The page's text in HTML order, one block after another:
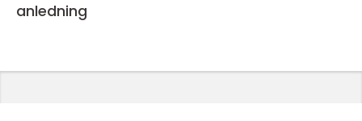
anledning